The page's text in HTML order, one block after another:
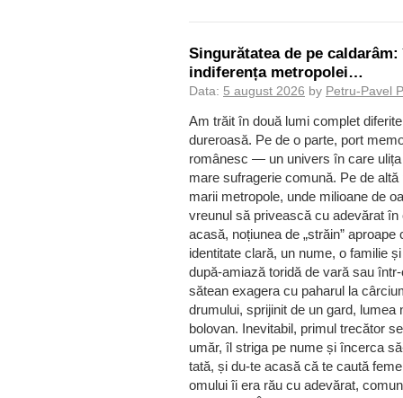
Singurătatea de pe
indiferența metropolei…
Data: 5 august 2026 by Petru-Pavel
Am trăit în două lumi complet
dureroasă. Pe de o parte, port
românesc — un univers în care
mare sufragerie comună. Pe de
marii metropole, unde milioane de
vreunul să privească cu adevărat
acasă, noțiunea de „străin”
identitate clară, un nume, o familie
după-amiază toridă de vară sau
sătean exagera cu paharul la
drumului, sprijinit de un gard, lumea
bolovan. Inevitabil, primul trecător
umăr, îl striga pe nume și încerca
tată, și du-te acasă că te caută
omului îi era rău cu adevărat,